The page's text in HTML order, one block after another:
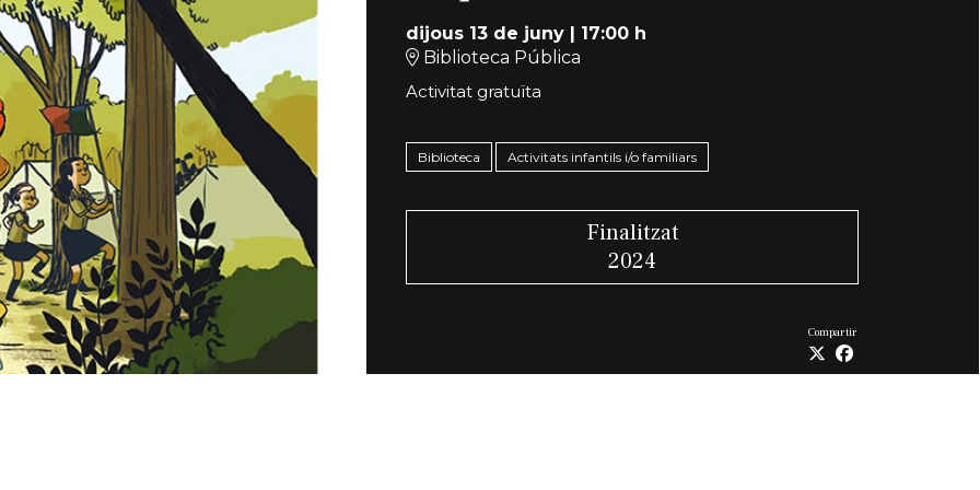
dijous 13 de juny
17:00 h
Biblioteca Pública
Activitat gratuïta
Biblioteca Activitats infantils i/o familiars
Finalitzat
2024
Compartir